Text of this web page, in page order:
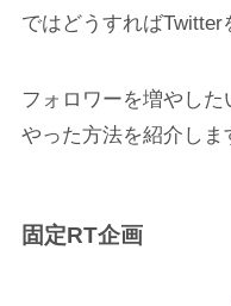
ではどうすればTwitter
フォロワーを増やし
やった方法を紹介しま
固定RT企画